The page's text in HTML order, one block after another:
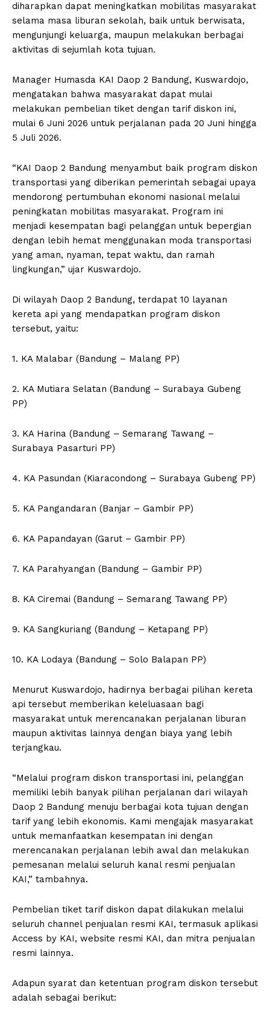
diharapkan dapat meningkatkan mobilitas masyarakat
selama masa liburan sekolah, baik untuk berwisata,
mengunjungi keluarga, maupun melakukan berbagai
aktivitas di sejumlah kota tujuan.
Manager Humasda KAI Daop 2 Bandung, Kuswardojo,
mengatakan bahwa masyarakat dapat mulai
melakukan pembelian tiket dengan tarif diskon ini,
mulai 6 Juni 2026 untuk perjalanan pada 20 Juni hingga
5 Juli 2026.
“KAI Daop 2 Bandung menyambut baik program diskon
transportasi yang diberikan pemerintah sebagai upaya
mendorong pertumbuhan ekonomi nasional melalui
peningkatan mobilitas masyarakat. Program ini
menjadi kesempatan bagi pelanggan untuk bepergian
dengan lebih hemat menggunakan moda transportasi
yang aman, nyaman, tepat waktu, dan ramah
lingkungan,” ujar Kuswardojo.
Di wilayah Daop 2 Bandung, terdapat 10 layanan
kereta api yang mendapatkan program diskon
tersebut, yaitu:
1. KA Malabar (Bandung – Malang PP)
2. KA Mutiara Selatan (Bandung – Surabaya Gubeng
PP)
3. KA Harina (Bandung – Semarang Tawang –
Surabaya Pasarturi PP)
4. KA Pasundan (Kiaracondong – Surabaya Gubeng PP)
5. KA Pangandaran (Banjar – Gambir PP)
6. KA Papandayan (Garut – Gambir PP)
7. KA Parahyangan (Bandung – Gambir PP)
8. KA Ciremai (Bandung – Semarang Tawang PP)
9. KA Sangkuriang (Bandung – Ketapang PP)
10. KA Lodaya (Bandung – Solo Balapan PP)
Menurut Kuswardojo, hadirnya berbagai pilihan kereta
api tersebut memberikan keleluasaan bagi
masyarakat untuk merencanakan perjalanan liburan
maupun aktivitas lainnya dengan biaya yang lebih
terjangkau.
“Melalui program diskon transportasi ini, pelanggan
memiliki lebih banyak pilihan perjalanan dari wilayah
Daop 2 Bandung menuju berbagai kota tujuan dengan
tarif yang lebih ekonomis. Kami mengajak masyarakat
untuk memanfaatkan kesempatan ini dengan
merencanakan perjalanan lebih awal dan melakukan
pemesanan melalui seluruh kanal resmi penjualan
KAI,” tambahnya.
Pembelian tiket tarif diskon dapat dilakukan melalui
seluruh channel penjualan resmi KAI, termasuk aplikasi
Access by KAI, website resmi KAI, dan mitra penjualan
resmi lainnya.
Adapun syarat dan ketentuan program diskon tersebut
adalah sebagai berikut: